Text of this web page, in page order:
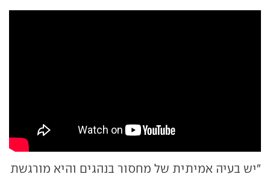
"יש בעיה אמיתית של מחסור בנהגים והיא מורגשת